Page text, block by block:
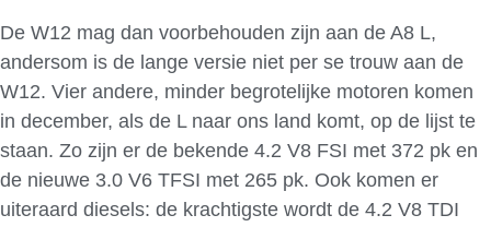
De W12 mag dan voorbehouden zijn aan de A8 L,
andersom is de lange versie niet per se trouw aan de
W12. Vier andere, minder begrotelijke motoren komen
in december, als de L naar ons land komt, op de lijst te
staan. Zo zijn er de bekende 4.2 V8 FSI met 372 pk en
de nieuwe 3.0 V6 TFSI met 265 pk. Ook komen er
uiteraard diesels: de krachtigste wordt de 4.2 V8 TDI